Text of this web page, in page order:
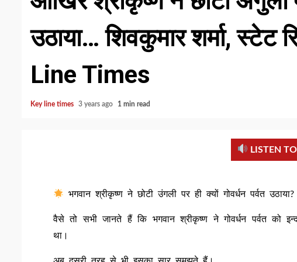
उठाया… शिवकुमार शर्मा, स्टेट
Line Times
Key line times 3 years ago 1 min read
LISTEN
भगवान श्रीकृष्ण ने छोटी उंगली पर ही क्यों गोवर्धन पर्वत उठाया?
वैसे तो सभी जानते हैं कि भगवान श्रीकृष्ण ने गोवर्धन पर्वत को
था।